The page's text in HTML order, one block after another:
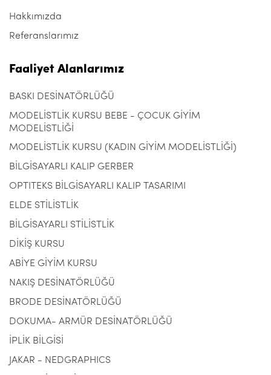
Hakkımızda
Referanslarımız
Faaliyet Alanlarımız
BASKI DESİNATÖRLÜĞÜ
MODELİSTLİK KURSU BEBE - ÇOCUK GİYİM
MODELİSTLİĞİ
MODELİSTLİK KURSU (KADIN GİYİM MODELİSTLİĞİ)
BİLGİSAYARLI KALIP GERBER
OPTITEKS BİLGİSAYARLI KALIP TASARIMI
ELDE STİLİSTLİK
BİLGİSAYARLI STİLİSTLİK
DİKİŞ KURSU
ABİYE GİYİM KURSU
NAKIŞ DESİNATÖRLÜĞÜ
BRODE DESİNATÖRLÜĞÜ
DOKUMA- ARMÜR DESİNATÖRLÜĞÜ
İPLİK BİLGİSİ
JAKAR - NEDGRAPHICS